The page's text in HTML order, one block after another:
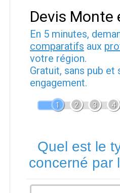
Devis Monte
En 5 minutes,
comparatifs aux
votre région.
Gratuit, sans pub et
engagement.
1 2 3 4
Quel est le
concerné par